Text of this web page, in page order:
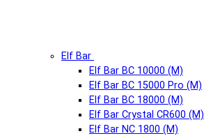
Elf Bar
Elf Bar BC 10000 (М)
Elf Bar BC 15000 Pro (М)
Elf Bar BC 18000 (М)
Elf Bar Crystal CR600 (М)
Elf Bar NC 1800 (М)